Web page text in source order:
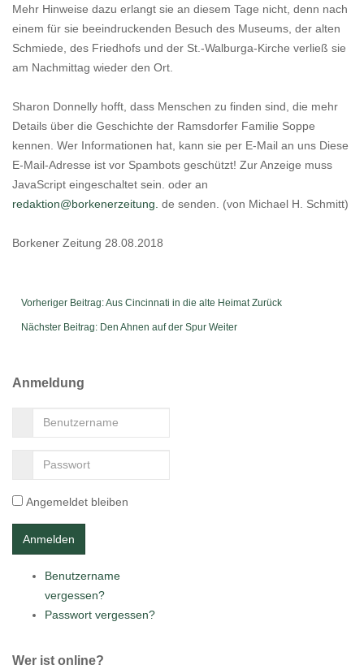
Mehr Hinweise dazu erlangt sie an diesem Tage nicht, denn nach
einem für sie beeindruckenden Besuch des Museums, der alten
Schmiede, des Friedhofs und der St.-Walburga-Kirche verließ sie
am Nachmittag wieder den Ort.
Sharon Donnelly hofft, dass Menschen zu finden sind, die mehr
Details über die Geschichte der Ramsdorfer Familie Soppe
kennen. Wer Informationen hat, kann sie per E-Mail an uns Diese
E-Mail-Adresse ist vor Spambots geschützt! Zur Anzeige muss
JavaScript eingeschaltet sein. oder an
redaktion@borkenerzeitung. de senden. (von Michael H. Schmitt)
Borkener Zeitung 28.08.2018
Vorheriger Beitrag: Aus Cincinnati in die alte Heimat Zurück
Nächster Beitrag: Den Ahnen auf der Spur Weiter
Anmeldung
Angemeldet bleiben
Benutzername
vergessen?
Passwort vergessen?
Wer ist online?